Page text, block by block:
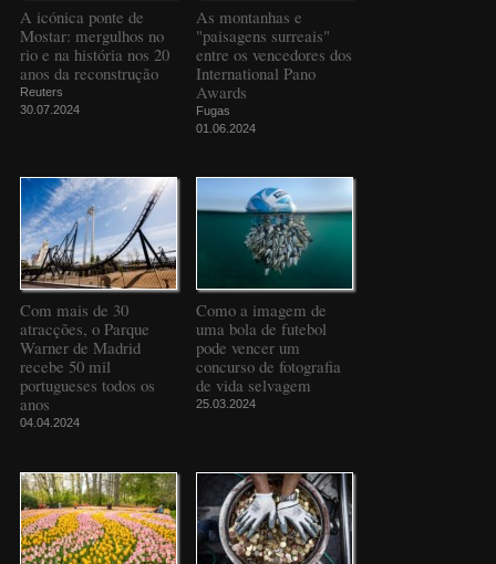
A icónica ponte de
Mostar: mergulhos no
rio e na história nos 20
anos da reconstrução
Reuters
30.07.2024
As montanhas e
"paisagens surreais"
entre os vencedores dos
International Pano
Awards
Fugas
01.06.2024
Com mais de 30
atracções, o Parque
Warner de Madrid
recebe 50 mil
portugueses todos os
anos
04.04.2024
Como a imagem de
uma bola de futebol
pode vencer um
concurso de fotografia
de vida selvagem
25.03.2024